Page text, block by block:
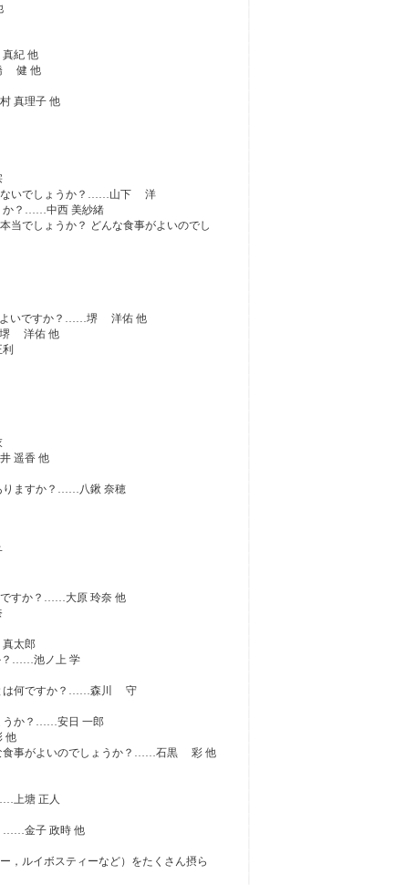
紀 他
健 他
真理子 他
ないでしょうか？……山下 洋
か？……中西 美紗緒
当でしょうか？ どんな食事がよいのでし
よいですか？……堺 洋佑 他
堺 洋佑 他
遥香 他
りますか？……八鍬 奈穂
ですか？……大原 玲奈 他
太郎
？……池ノ上 学
とは何ですか？……森川 守
うか？……安日 一郎
他
な食事がよいのでしょうか？……石黒 彩 他
上塘 正人
……金子 政時 他
，ルイボスティーなど）をたくさん摂ら